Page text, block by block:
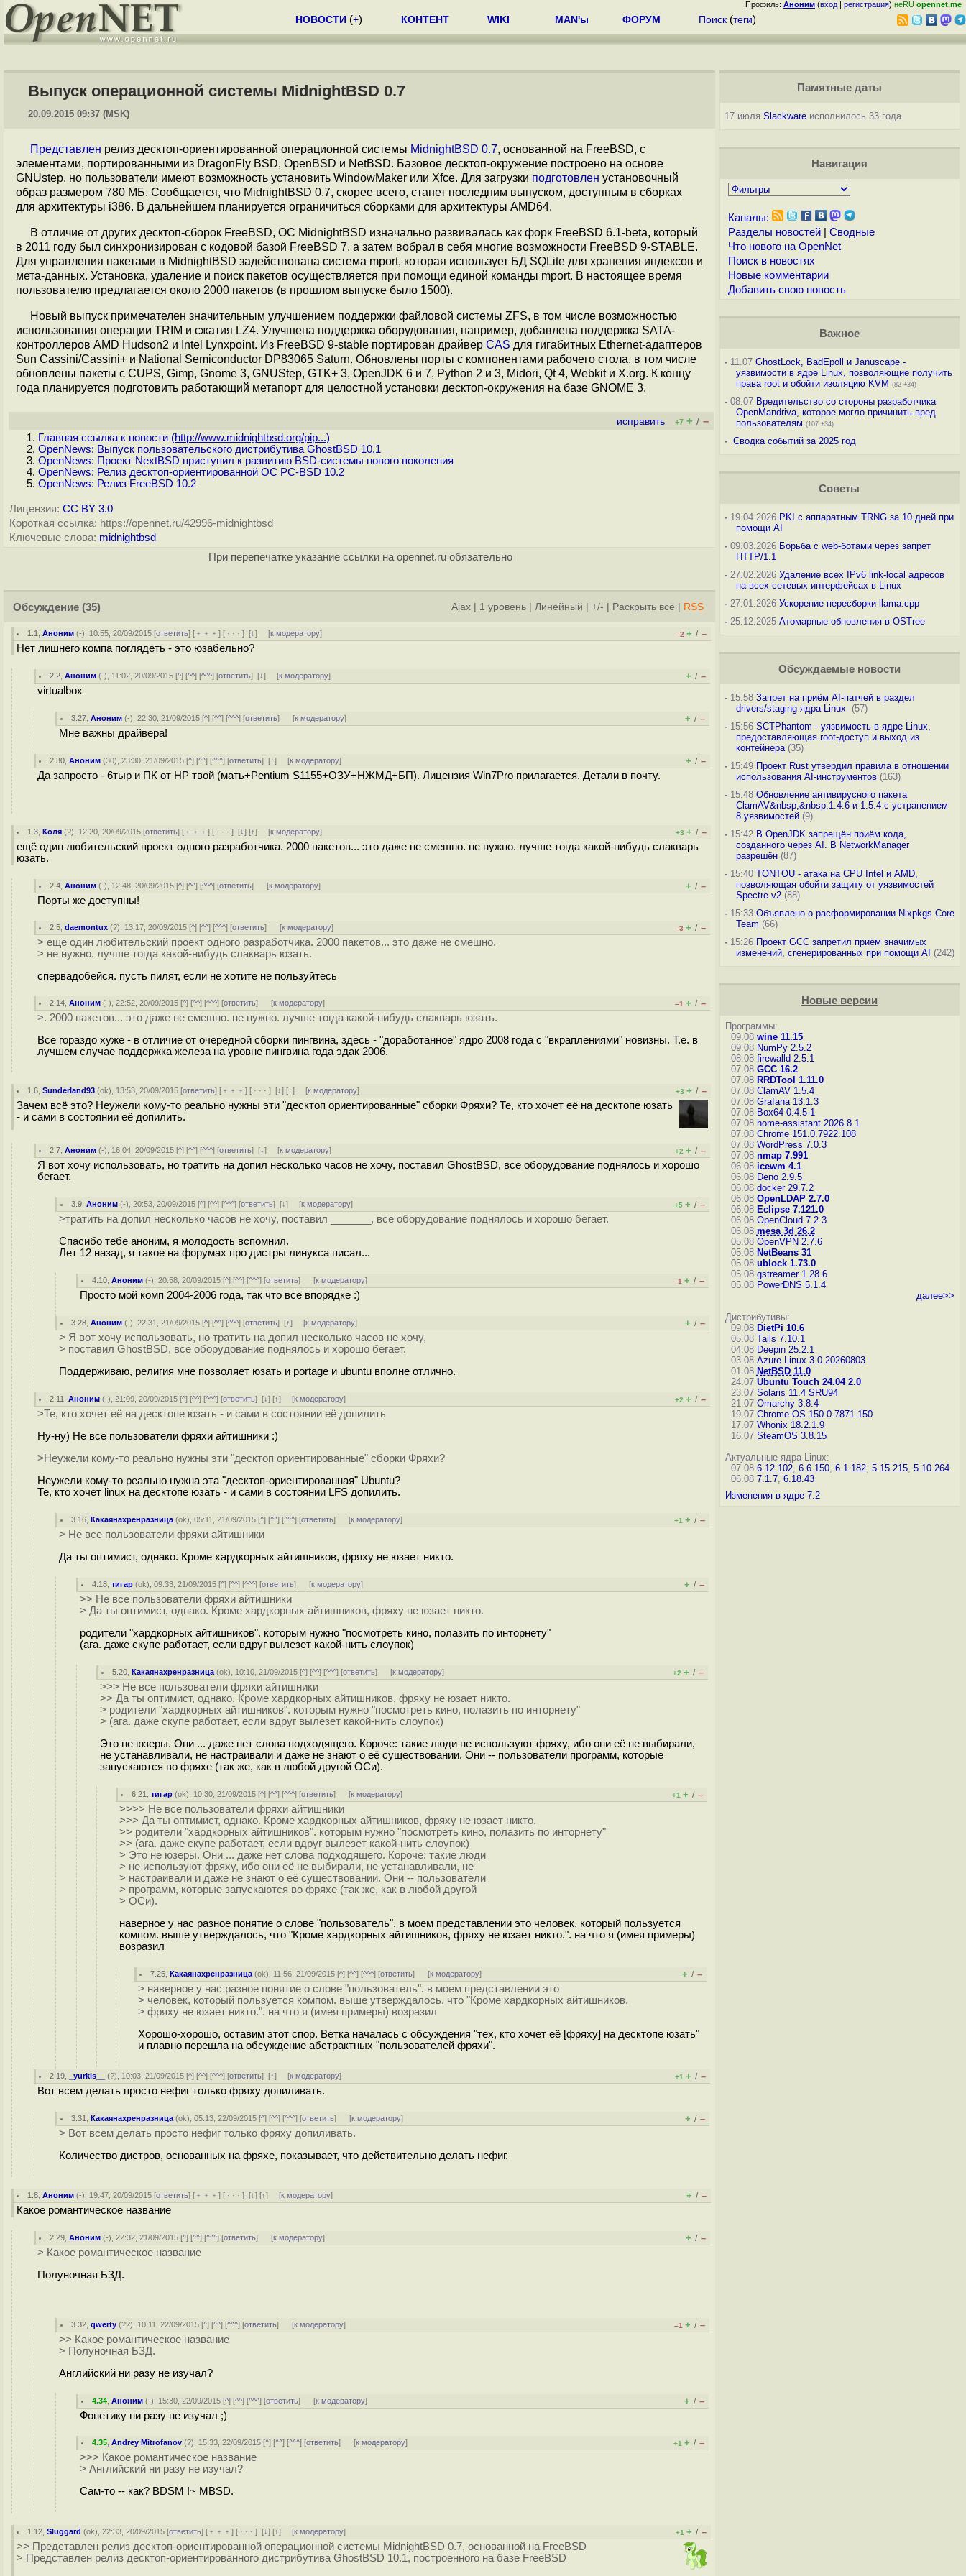
Профиль: Аноним (вход | регистрация) неRU opennet.me
НОВОСТИ (+) КОНТЕНТ WIKI MAN'ы ФОРУМ Поиск (теги)
Выпуск операционной системы MidnightBSD 0.7
20.09.2015 09:37 (MSK)
Представлен релиз десктоп-ориентированной операционной системы MidnightBSD 0.7, основанной на FreeBSD, с
элементами, портированными из DragonFly BSD, OpenBSD и NetBSD. Базовое десктоп-окружение построено на основе
GNUstep, но пользователи имеют возможность установить WindowMaker или Xfce. Для загрузки подготовлен установочный
образ размером 780 МБ. Сообщается, что MidnightBSD 0.7, скорее всего, станет последним выпуском, доступным в сборках
для архитектуры i386. В дальнейшем планируется ограничиться сборками для архитектуры AMD64.
В отличие от других десктоп-сборок FreeBSD, ОС MidnightBSD изначально развивалась как форк FreeBSD 6.1-beta, который
в 2011 году был синхронизирован с кодовой базой FreeBSD 7, а затем вобрал в себя многие возможности FreeBSD 9-STABLE.
Для управления пакетами в MidnightBSD задействована система mport, которая использует БД SQLite для хранения индексов и
мета-данных. Установка, удаление и поиск пакетов осуществляется при помощи единой команды mport. В настоящее время
пользователю предлагается около 2000 пакетов (в прошлом выпуске было 1500).
Новый выпуск примечателен значительным улучшением поддержки файловой системы ZFS, в том числе возможностью
использования операции TRIM и сжатия LZ4. Улучшена поддержка оборудования, например, добавлена поддержка SATA-
контроллеров AMD Hudson2 и Intel Lynxpoint. Из FreeBSD 9-stable портирован драйвер CAS для гигабитных Ethernet-адаптеров
Sun Cassini/Cassini+ и National Semiconductor DP83065 Saturn. Обновлены порты с компонентами рабочего стола, в том числе
обновлены пакеты с CUPS, Gimp, Gnome 3, GNUStep, GTK+ 3, OpenJDK 6 и 7, Python 2 и 3, Midori, Qt 4, Webkit и X.org. К концу
года планируется подготовить работающий метапорт для целостной установки десктоп-окружения на базе GNOME 3.
исправить +7 + / –
Главная ссылка к новости (http://www.midnightbsd.org/pip...)
OpenNews: Выпуск пользовательского дистрибутива GhostBSD 10.1
OpenNews: Проект NextBSD приступил к развитию BSD-системы нового поколения
OpenNews: Релиз десктоп-ориентированной ОС PC-BSD 10.2
OpenNews: Релиз FreeBSD 10.2
Лицензия: CC BY 3.0
Короткая ссылка: https://opennet.ru/42996-midnightbsd
Ключевые слова: midnightbsd
При перепечатке указание ссылки на opennet.ru обязательно
Обсуждение (35) Ajax 1 уровень Линейный +/- Раскрыть всё RSS
1.1 ,Аноним (-), 10:55, 20/09/2015 [ответить] [ ﹢﹢﹢] [ · · ·][↓] [к модератору] –2 + / –
Нет лишнего компа поглядеть - это юзабельно?
2.2 ,Аноним (-), 11:02, 20/09/2015 [^] [^^] [^^^] [ответить][↓] [к модератору] + / –
virtualbox
3.27 ,Аноним (-), 22:30, 21/09/2015 [^] [^^] [^^^] [ответить] [к модератору] + / –
Мне важны драйвера!
2.30 ,Аноним (30), 23:30, 21/09/2015 [^] [^^] [^^^] [ответить][↑] [к модератору] + / –
Да запросто - 6тыр и ПК от НР твой (мать+Pentium S1155+ОЗУ+НЖМД+БП). Лицензия Win7Pro прилагается. Детали в почту.
1.3 ,Коля (?), 12:20, 20/09/2015 [ответить] [ ﹢﹢﹢] [ · · ·][↓] [↑] [к модератору] +3 + / –
ещё один любительский проект одного разработчика. 2000 пакетов... это даже не смешно. не нужно. лучше тогда какой-нибудь слакварь
юзать.
2.4 ,Аноним (-), 12:48, 20/09/2015 [^] [^^] [^^^] [ответить] [к модератору] + / –
Порты же доступны!
2.5 ,daemontux (?), 13:17, 20/09/2015 [^] [^^] [^^^] [ответить] [к модератору] –3 + / –
> ещё один любительский проект одного разработчика. 2000 пакетов... это даже не смешно.
> не нужно. лучше тогда какой-нибудь слакварь юзать.
спервадобейся. пусть пилят, если не хотите не пользуйтесь
2.14 ,Аноним (-), 22:52, 20/09/2015 [^] [^^] [^^^] [ответить] [к модератору] –1 + / –
>. 2000 пакетов... это даже не смешно. не нужно. лучше тогда какой-нибудь слакварь юзать.
Все гораздо хуже - в отличие от очередной сборки пингвина, здесь - "доработанное" ядро 2008 года с "вкраплениями" новизны. Т.е. в
лучшем случае поддержка железа на уровне пингвина года эдак 2006.
1.6 ,Sunderland93 (ok), 13:53, 20/09/2015 [ответить] [ ﹢﹢﹢] [ · · ·][↓] [↑] [к модератору] +3 + / –
Зачем всё это? Неужели кому-то реально нужны эти "десктоп ориентированные" сборки Фряхи? Те, кто хочет её на десктопе юзать
- и сами в состоянии её допилить.
2.7 ,Аноним (-), 16:04, 20/09/2015 [^] [^^] [^^^] [ответить][↓] [к модератору] +2 + / –
Я вот хочу использовать, но тратить на допил несколько часов не хочу, поставил GhostBSD, все оборудование поднялось и хорошо
бегает.
3.9 ,Аноним (-), 20:53, 20/09/2015 [^] [^^] [^^^] [ответить][↓] [к модератору] +5 + / –
>тратить на допил несколько часов не хочу, поставил _______, все оборудование поднялось и хорошо бегает.
Спасибо тебе аноним, я молодость вспомнил.
Лет 12 назад, я такое на форумах про дистры линукса писал...
4.10 ,Аноним (-), 20:58, 20/09/2015 [^] [^^] [^^^] [ответить] [к модератору] –1 + / –
Просто мой комп 2004-2006 года, так что всё впорядке :)
3.28 ,Аноним (-), 22:31, 21/09/2015 [^] [^^] [^^^] [ответить][↑] [к модератору] + / –
> Я вот хочу использовать, но тратить на допил несколько часов не хочу,
> поставил GhostBSD, все оборудование поднялось и хорошо бегает.
Поддерживаю, религия мне позволяет юзать и portage и ubuntu вполне отлично.
2.11 ,Аноним (-), 21:09, 20/09/2015 [^] [^^] [^^^] [ответить][↓] [↑] [к модератору] +2 + / –
>Те, кто хочет её на десктопе юзать - и сами в состоянии её допилить
Ну-ну) Не все пользователи фряхи айтишники :)
>Неужели кому-то реально нужны эти "десктоп ориентированные" сборки Фряхи?
Неужели кому-то реально нужна эта "десктоп-ориентированная" Ubuntu?
Те, кто хочет linux на десктопе юзать - и сами в состоянии LFS допилить.
3.16 ,Какаянахренразница (ok), 05:11, 21/09/2015 [^] [^^] [^^^] [ответить] [к модератору] +1 + / –
> Не все пользователи фряхи айтишники
Да ты оптимист, однако. Кроме хардкорных айтишников, фряху не юзает никто.
4.18 ,тигар (ok), 09:33, 21/09/2015 [^] [^^] [^^^] [ответить] [к модератору] + / –
>> Не все пользователи фряхи айтишники
> Да ты оптимист, однако. Кроме хардкорных айтишников, фряху не юзает никто.
родители "хардкорных айтишников". которым нужно "посмотреть кино, полазить по инторнету"
(ага. даже скупе работает, если вдруг вылезет какой-нить слоупок)
5.20 ,Какаянахренразница (ok), 10:10, 21/09/2015 [^] [^^] [^^^] [ответить] [к модератору] +2 + / –
>>> Не все пользователи фряхи айтишники
>> Да ты оптимист, однако. Кроме хардкорных айтишников, фряху не юзает никто.
> родители "хардкорных айтишников". которым нужно "посмотреть кино, полазить по инторнету"
> (ага. даже скупе работает, если вдруг вылезет какой-нить слоупок)
Это не юзеры. Они ... даже нет слова подходящего. Короче: такие люди не используют фряху, ибо они её не выбирали,
не устанавливали, не настраивали и даже не знают о её существовании. Они -- пользователи программ, которые
запускаются во фряхе (так же, как в любой другой ОСи).
6.21 ,тигар (ok), 10:30, 21/09/2015 [^] [^^] [^^^] [ответить] [к модератору] +1 + / –
>>>> Не все пользователи фряхи айтишники
>>> Да ты оптимист, однако. Кроме хардкорных айтишников, фряху не юзает никто.
>> родители "хардкорных айтишников". которым нужно "посмотреть кино, полазить по инторнету"
>> (ага. даже скупе работает, если вдруг вылезет какой-нить слоупок)
> Это не юзеры. Они ... даже нет слова подходящего. Короче: такие люди
> не используют фряху, ибо они её не выбирали, не устанавливали, не
> настраивали и даже не знают о её существовании. Они -- пользователи
> программ, которые запускаются во фряхе (так же, как в любой другой
> ОСи).
наверное у нас разное понятие о слове "пользователь". в моем представлении это человек, который пользуется
компом. выше утверждалось, что "Кроме хардкорных айтишников, фряху не юзает никто.". на что я (имея примеры)
возразил
7.25 ,Какаянахренразница (ok), 11:56, 21/09/2015 [^] [^^] [^^^] [ответить] [к модератору] + / –
> наверное у нас разное понятие о слове "пользователь". в моем представлении это
> человек, который пользуется компом. выше утверждалось, что "Кроме хардкорных айтишников,
> фряху не юзает никто.". на что я (имея примеры) возразил
Хорошо-хорошо, оставим этот спор. Ветка началась с обсуждения "тех, кто хочет её [фряху] на десктопе юзать"
и плавно перешла на обсуждение абстрактных "пользователей фряхи".
2.19 _yurkis__ (?), 10:03, 21/09/2015 [^] [^^] [^^^] [ответить][↑] [к модератору] +1 + / –
Вот всем делать просто нефиг только фряху допиливать.
3.31 ,Какаянахренразница (ok), 05:13, 22/09/2015 [^] [^^] [^^^] [ответить] [к модератору] + / –
> Вот всем делать просто нефиг только фряху допиливать.
Количество дистров, основанных на фряхе, показывает, что действительно делать нефиг.
1.8 ,Аноним (-), 19:47, 20/09/2015 [ответить] [ ﹢﹢﹢] [ · · ·][↓] [↑] [к модератору] + / –
Какое романтическое название
2.29 ,Аноним (-), 22:32, 21/09/2015 [^] [^^] [^^^] [ответить] [к модератору] + / –
> Какое романтическое название
Полуночная БЗД.
3.32 ,qwerty (??), 10:11, 22/09/2015 [^] [^^] [^^^] [ответить] [к модератору] –1 + / –
>> Какое романтическое название
> Полуночная БЗД.
Английский ни разу не изучал?
4.34 ,Аноним (-), 15:30, 22/09/2015 [^] [^^] [^^^] [ответить] [к модератору] + / –
Фонетику ни разу не изучал ;)
4.35 ,Andrey Mitrofanov (?), 15:33, 22/09/2015 [^] [^^] [^^^] [ответить] [к модератору] +1 + / –
>>> Какое романтическое название
> Английский ни разу не изучал?
Сам-то -- как? BDSM !~ MBSD.
1.12 ,Sluggard (ok), 22:33, 20/09/2015 [ответить] [ ﹢﹢﹢] [ · · ·][↓] [↑] [к модератору] +1 + / –
>> Представлен релиз десктоп-ориентированной операционной системы MidnightBSD 0.7, основанной на FreeBSD
> Представлен релиз десктоп-ориентированного дистрибутива GhostBSD 10.1, построенного на базе FreeBSD
Памятные даты
17 июля Slackwareисполнилось 33 года
Навигация
Каналы:
Разделы новостей| Сводные
Что нового на OpenNet
Поиск в новостях
Новые комментарии
Добавить свою новость
Важное
-11.07 GhostLock, BadEpoll и Januscape -
уязвимости в ядре Linux, позволяющие получить
права root и обойти изоляцию KVM (82 +34)
-08.07 Вредительство со стороны разработчика
OpenMandriva, которое могло причинить вред
пользователям (107 +34)
- Сводка событий за 2025 год
Советы
-19.04.2026 PKI с аппаратным TRNG за 10 дней при
помощи AI
-09.03.2026 Борьба с web-ботами через запрет
HTTP/1.1
-27.02.2026 Удаление всех IPv6 link-local адресов
на всех сетевых интерфейсах в Linux
-27.01.2026 Ускорение пересборки llama.cpp
-25.12.2025 Атомарные обновления в OSTree
Обсуждаемые новости
-15:58 Запрет на приём AI-патчей в раздел
drivers/staging ядра Linux
(57)
-15:56 SCTPhantom - уязвимость в ядре Linux,
предоставляющая root-доступ и выход из
контейнера(35)
-15:49 Проект Rust утвердил правила в отношении
использования AI-инструментов(163)
-15:48 Обновление антивирусного пакета
ClamAV&nbsp;&nbsp;1.4.6 и 1.5.4 с устранением
8 уязвимостей(9)
-15:42 В OpenJDK запрещён приём кода,
созданного через AI. В NetworkManager
разрешён(87)
-15:40 TONTOU - атака на CPU Intel и AMD,
позволяющая обойти защиту от уязвимостей
Spectre v2(88)
-15:33 Объявлено о расформировании Nixpkgs Core
Team (66)
-15:26 Проект GCC запретил приём значимых
изменений, сгенерированных при помощи AI (242)
Новые версии
Программы:
09.08 wine 11.15
09.08 NumPy 2.5.2
08.08 firewalld 2.5.1
07.08 GCC 16.2
07.08 RRDTool 1.11.0
07.08 ClamAV 1.5.4
07.08 Grafana 13.1.3
07.08 Box64 0.4.5-1
07.08 home-assistant 2026.8.1
07.08 Chrome 151.0.7922.108
07.08 WordPress 7.0.3
07.08 nmap 7.991
06.08 icewm 4.1
06.08 Deno 2.9.5
06.08 docker 29.7.2
06.08 OpenLDAP 2.7.0
06.08 Eclipse 7.121.0
06.08 OpenCloud 7.2.3
06.08 mesa 3d 26.2
05.08 OpenVPN 2.7.6
05.08 NetBeans 31
05.08 ublock 1.73.0
05.08 gstreamer 1.28.6
05.08 PowerDNS 5.1.4
далее>>
Дистрибутивы:
09.08 DietPi 10.6
05.08 Tails 7.10.1
04.08 Deepin 25.2.1
03.08 Azure Linux 3.0.20260803
01.08 NetBSD 11.0
24.07 Ubuntu Touch 24.04 2.0
23.07 Solaris 11.4 SRU94
21.07 Omarchy 3.8.4
19.07 Chrome OS 150.0.7871.150
17.07 Whonix 18.2.1.9
16.07 SteamOS 3.8.15
Актуальные ядра Linux:
07.08 6.12.102, 6.6.150, 6.1.182, 5.15.215, 5.10.264
06.08 7.1.7, 6.18.43
Изменения в ядре 7.2